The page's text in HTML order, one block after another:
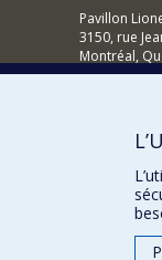
Pavillon
3150, rue
Montréal,
H3T 1N8